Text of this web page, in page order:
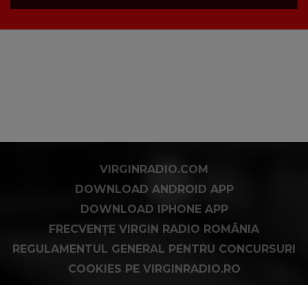
VIRGINRADIO.COM
DOWNLOAD ANDROID APP
DOWNLOAD IPHONE APP
FRECVENȚE VIRGIN RADIO ROMÂNIA
REGULAMENTUL GENERAL PENTRU CONCURSURI
COOKIES PE VIRGINRADIO.RO